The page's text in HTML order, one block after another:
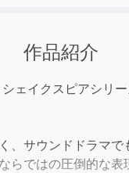
作品紹介
ェイクスピアシリ
、サウンドドラマで
らではの圧倒的な表